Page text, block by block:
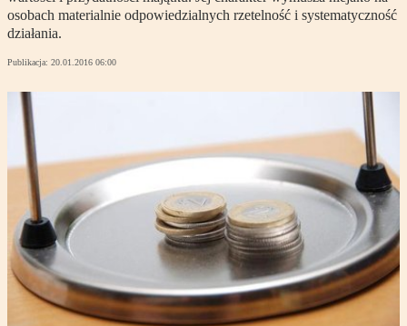
osobach materialnie odpowiedzialnych rzetelność i systematyczność
działania.
Publikacja: 20.01.2016 06:00